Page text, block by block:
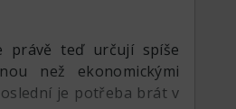
právě teď určují spíše
než ekonomickými
je potřeba brát v